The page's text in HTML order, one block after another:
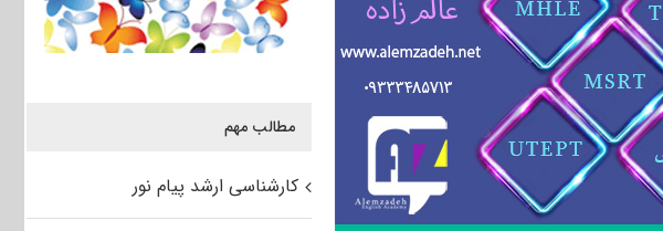
مطالب مهم
کارشناسی ارشد پیام نور